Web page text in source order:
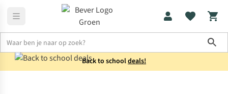
Back to schooldeals!